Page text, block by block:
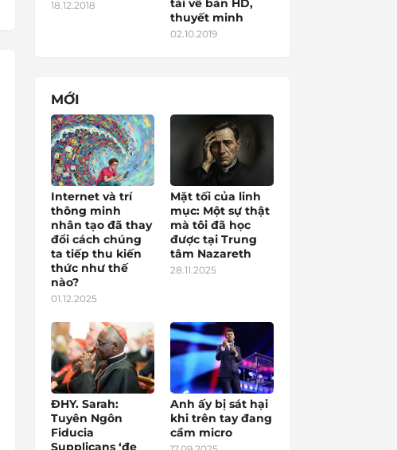
18.12.2018
tải về bản HD,
thuyết minh
02.10.2019
MỚI
Internet và trí
thông minh
nhân tạo đã thay
đổi cách chúng
ta tiếp thu kiến
thức như thế
nào?
01.12.2025
Mặt tối của linh
mục: Một sự thật
mà tôi đã học
được tại Trung
tâm Nazareth
28.11.2025
ĐHY. Sarah:
Tuyên Ngôn
Fiducia
Supplicans ‘đe
Anh ấy bị sát hại
khi trên tay đang
cầm micro